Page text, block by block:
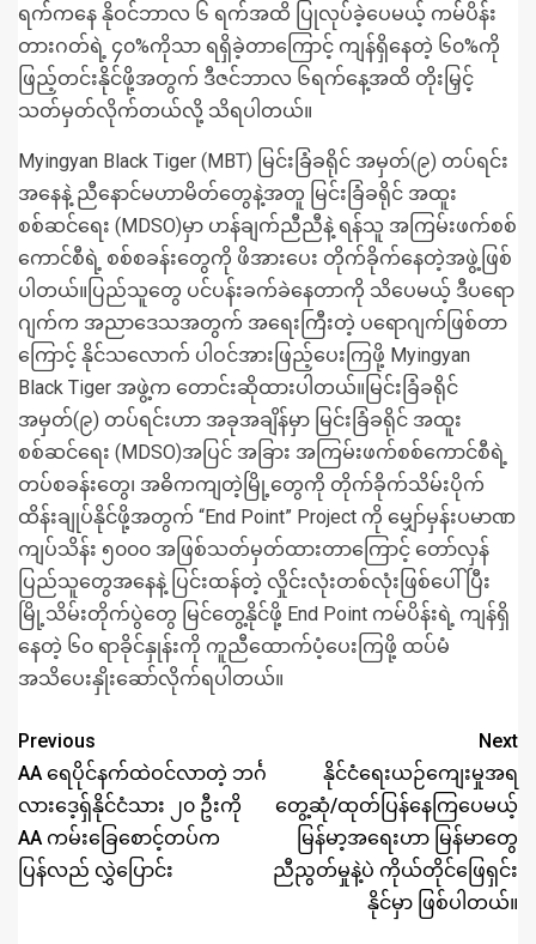
ရက်ကနေ နိုဝင်ဘာလ ၆ ရက်အထိ ပြုလုပ်ခဲ့ပေမယ့် ကမ်ပိန်း
တားဂတ်ရဲ့ ၄၀%ကိုသာ ရရှိခဲ့တာကြောင့် ကျန်ရှိနေတဲ့ ၆၀%ကို
ဖြည့်တင်းနိုင်ဖို့အတွက် ဒီဇင်ဘာလ ၆ရက်နေ့အထိ တိုးမြှင့်
သတ်မှတ်လိုက်တယ်လို့ သိရပါတယ်။
Myingyan Black Tiger (MBT) မြင်းခြံခရိုင် အမှတ်(၉) တပ်ရင်း
အနေနဲ့ ညီနောင်မဟာမိတ်တွေနဲ့အတူ မြင်းခြံခရိုင် အထူး
စစ်ဆင်ရေး (MDSO)မှာ ဟန်ချက်ညီညီနဲ့ ရန်သူ အကြမ်းဖက်စစ်
ကောင်စီရဲ့ စစ်စခန်းတွေကို ဖိအားပေး တိုက်ခိုက်နေတဲ့အဖွဲ့ဖြစ်
ပါတယ်။ပြည်သူတွေ ပင်ပန်းခက်ခဲနေတာကို သိပေမယ့် ဒီပရော
ဂျက်က အညာဒေသအတွက် အရေးကြီးတဲ့ ပရောဂျက်ဖြစ်တာ
ကြောင့် နိုင်သလောက် ပါဝင်အားဖြည့်ပေးကြဖို့ Myingyan
Black Tiger အဖွဲ့က တောင်းဆိုထားပါတယ်။မြင်းခြံခရိုင်
အမှတ်(၉) တပ်ရင်းဟာ အခုအချိန်မှာ မြင်းခြံခရိုင် အထူး
စစ်ဆင်ရေး (MDSO)အပြင် အခြား အကြမ်းဖက်စစ်ကောင်စီရဲ့
တပ်စခန်းတွေ၊ အဓိကကျတဲ့မြို့တွေကို တိုက်ခိုက်သိမ်းပိုက်
ထိန်းချုပ်နိုင်ဖို့အတွက် “End Point” Project ကို မျှော်မှန်းပမာဏ
ကျပ်သိန်း ၅၀၀၀ အဖြစ်သတ်မှတ်ထားတာကြောင့် တော်လှန်
ပြည်သူတွေအနေနဲ့ ပြင်းထန်တဲ့ လှိုင်းလုံးတစ်လုံးဖြစ်ပေါ်ပြီး
မြို့သိမ်းတိုက်ပွဲတွေ မြင်တွေ့နိုင်ဖို့ End Point ကမ်ပိန်းရဲ့ ကျန်ရှိ
နေတဲ့ ၆၀ ရာခိုင်နှုန်းကို ကူညီထောက်ပံ့ပေးကြဖို့ ထပ်မံ
အသိပေးနှိုးဆော်လိုက်ရပါတယ်။
Previous
AA ရေပိုင်နက်ထဲဝင်လာတဲ့ ဘင်္ဂ
လားဒေ့ရှ်နိုင်ငံသား ၂၀ ဦးကို
AA ကမ်းခြေစောင့်တပ်က
ပြန်လည် လွှဲပြောင်း
Next
နိုင်ငံရေးယဉ်ကျေးမှုအရ
တွေ့ဆုံ/ထုတ်ပြန်နေကြပေမယ့်
မြန်မာ့အရေးဟာ မြန်မာတွေ
ညီညွတ်မှုနဲ့ပဲ ကိုယ်တိုင်ဖြေရှင်း
နိုင်မှာ ဖြစ်ပါတယ်။